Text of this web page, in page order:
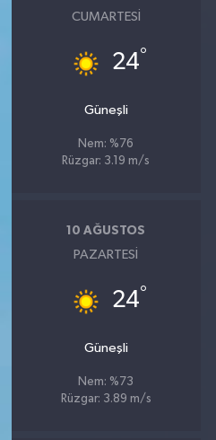
CUMARTESI
24°
Güneşli
Nem: %76
Rüzgar: 3.19 m/s
10 AĞUSTOS
PAZARTESI
24°
Güneşli
Nem: %73
Rüzgar: 3.89 m/s